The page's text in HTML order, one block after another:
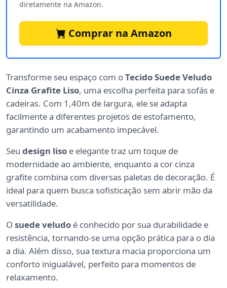
diretamente na Amazon.
Comprar na Amazon
Transforme seu espaço com oTecido Suede Veludo
Cinza Grafite Liso, uma escolha perfeita para sofás e
cadeiras. Com 1,40m de largura, ele se adapta
facilmente a diferentes projetos de estofamento,
garantindo um acabamento impecável.
Seu design liso e elegante traz um toque de
modernidade ao ambiente, enquanto a cor cinza
grafite combina com diversas paletas de decoração. É
ideal para quem busca sofisticação sem abrir mão da
versatilidade.
O suede veludo é conhecido por sua durabilidade e
resistência, tornando-se uma opção prática para o dia
a dia. Além disso, sua textura macia proporciona um
conforto inigualável, perfeito para momentos de
relaxamento.